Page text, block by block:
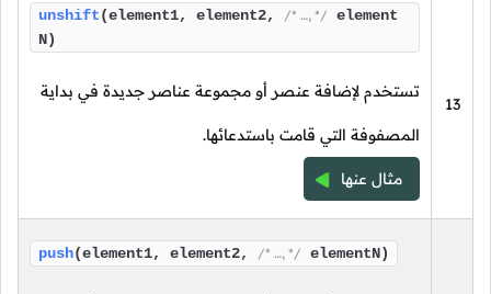
13
unshift(element1, element2, /* …, */ element
N)
تستخدم لإضافة عنصر أو مجموعة عناصر جديدة في بداية
المصفوفة التي قامت باستدعائها.
مثال عنها
push(element1, element2, /* …, */ elementN)